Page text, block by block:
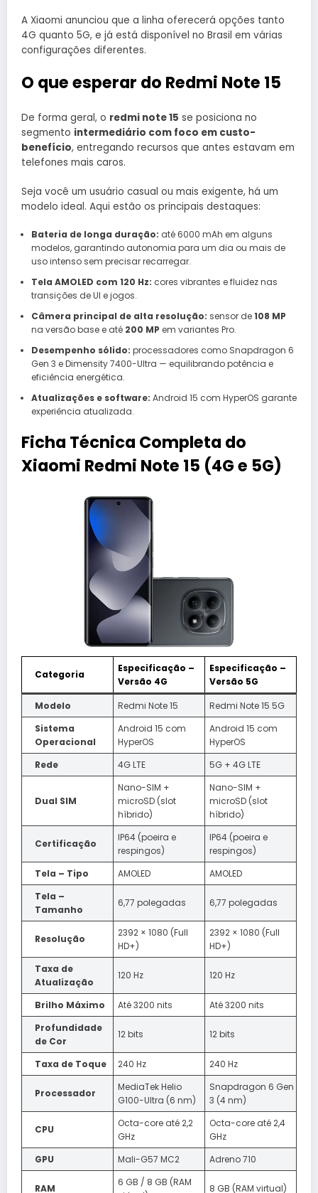
A Xiaomi anunciou que a linha oferecerá opções tanto
4G quanto 5G, e já está disponível no Brasil em várias
configurações diferentes.
O que esperar do Redmi Note 15
De forma geral, o redmi note 15 se posiciona no
segmento intermediário com foco em custo-
benefício, entregando recursos que antes estavam em
telefones mais caros.
Seja você um usuário casual ou mais exigente, há um
modelo ideal. Aqui estão os principais destaques:
Bateria de longa duração: até 6000 mAh em alguns
modelos, garantindo autonomia para um dia ou mais de
uso intenso sem precisar recarregar.
Tela AMOLED com 120 Hz: cores vibrantes e fluidez nas
transições de UI e jogos.
Câmera principal de alta resolução: sensor de108 MP
na versão base e até 200 MP em variantes Pro.
Desempenho sólido: processadores como Snapdragon 6
Gen 3 e Dimensity 7400-Ultra — equilibrando potência e
eficiência energética.
Atualizações e software: Android 15 com HyperOS garante
experiência atualizada.
Ficha Técnica Completa do
Xiaomi Redmi Note 15 (4G e 5G)
Categoria
Especificação –
Versão 4G
Especificação –
Versão 5G
Modelo
Redmi Note 15
Redmi Note 15 5G
Sistema
Operacional
Android 15 com
HyperOS
Android 15 com
HyperOS
Rede
4G LTE 5G + 4G LTE
Dual SIM
Nano-SIM +
microSD (slot
híbrido)
Nano-SIM +
microSD (slot
híbrido)
Certificação
IP64 (poeira e
respingos)
IP64 (poeira e
respingos)
Tela – Tipo
AMOLED
AMOLED
Tela –
Tamanho
6,77 polegadas 6,77 polegadas
Resolução
2392 × 1080 (Full
HD+)
2392 × 1080 (Full
HD+)
Taxa de
Atualização
120 Hz 120 Hz
Brilho Máximo Até 3200 nits
Até 3200 nits
Profundidade
de Cor
12 bits 12 bits
Taxa de Toque 240 Hz 240 Hz
Processador
MediaTek Helio
G100-Ultra (6 nm)
Snapdragon 6 Gen
3 (4 nm)
CPU
Octa-core até 2,2
GHz
Octa-core até 2,4
GHz
GPU
Mali-G57 MC2 Adreno 710
RAM
6 GB / 8 GB (RAM
8 GB (RAM virtual)